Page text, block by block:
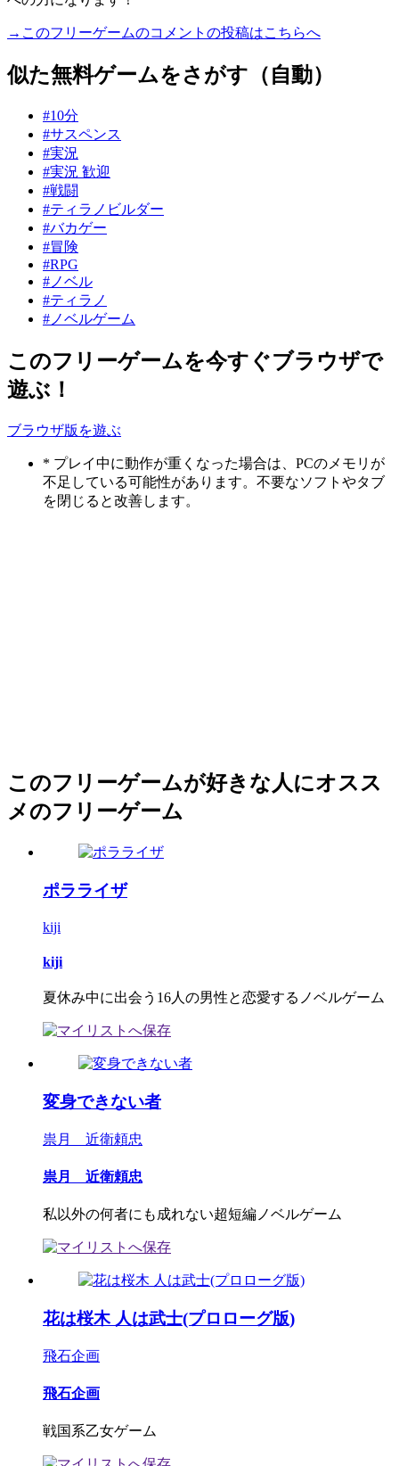
→このフリーゲームのコメントの投稿はこちらへ
似た無料ゲームをさがす（自動）
#10分
#サスペンス
#実況
#実況 歓迎
#戦闘
#ティラノビルダー
#バカゲー
#冒険
#RPG
#ノベル
#ティラノ
#ノベルゲーム
このフリーゲームを今すぐブラウザで
遊ぶ！
ブラウザ版を遊ぶ
* プレイ中に動作が重くなった場合は、PCのメモリが
不足している可能性があります。不要なソフトやタブ
を閉じると改善します。
このフリーゲームが好きな人にオスス
メのフリーゲーム
ポラライザ
kiji
kiji
夏休み中に出会う16人の男性と恋愛するノベルゲーム
変身できない者
祟月 近衛頼忠
祟月 近衛頼忠
私以外の何者にも成れない超短編ノベルゲーム
花は桜木 人は武士(プロローグ版)
飛石企画
飛石企画
戦国系乙女ゲーム